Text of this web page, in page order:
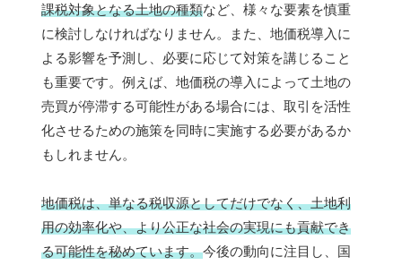
課税対象となる土地の種類など、様々な要素を慎重
に検討しなければなりません。また、地価税導入に
よる影響を予測し、必要に応じて対策を講じること
も重要です。例えば、地価税の導入によって土地の
売買が停滞する可能性がある場合には、取引を活性
化させるための施策を同時に実施する必要があるか
もしれません。
地価税は、単なる税収源としてだけでなく、土地利
用の効率化や、より公正な社会の実現にも貢献でき
る可能性を秘めています。今後の動向に注目し、国